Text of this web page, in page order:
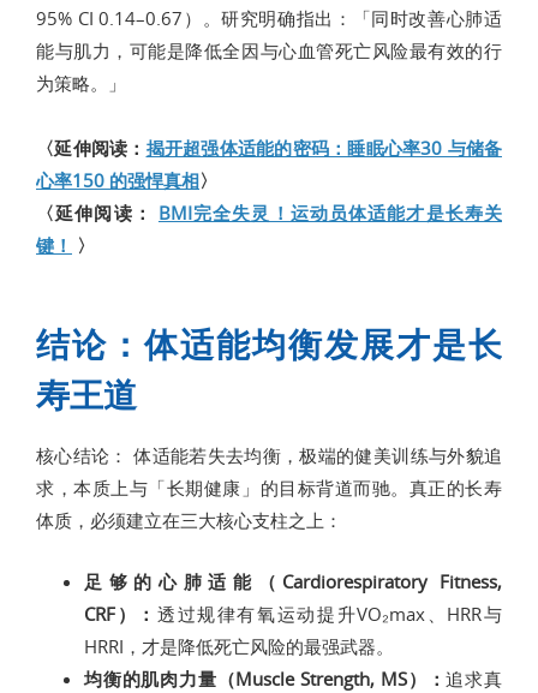
95% CI 0.14–0.67）。研究明确指出：「同时改善心肺适
能与肌力，可能是降低全因与心血管死亡风险最有效的行
为策略。」
〈延伸阅读： 揭开超强体适能的密码：睡眠心率30 与储备
心率150 的强悍真相〉
〈延伸阅读： BMI完全失灵！运动员体适能才是长寿关
键！ 〉
结论：体适能均衡发展才是长
寿王道
核心结论： 体适能若失去均衡，极端的健美训练与外貌追
求，本质上与「长期健康」的目标背道而驰。真正的长寿
体质，必须建立在三大核心支柱之上：
足够的心肺适能（Cardiorespiratory Fitness,
CRF）： 透过规律有氧运动提升VO₂max、HRR与
HRRI，才是降低死亡风险的最强武器。
均衡的肌肉力量（Muscle Strength, MS）：追求真